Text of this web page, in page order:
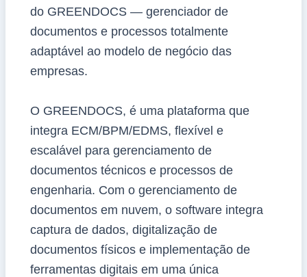
do GREENDOCS — gerenciador de
documentos e processos totalmente
adaptável ao modelo de negócio das
empresas.
O GREENDOCS, é uma plataforma que
integra ECM/BPM/EDMS, flexível e
escalável para gerenciamento de
documentos técnicos e processos de
engenharia. Com o gerenciamento de
documentos em nuvem, o software integra
captura de dados, digitalização de
documentos físicos e implementação de
ferramentas digitais em uma única